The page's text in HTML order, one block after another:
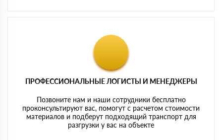
ПРОФЕССИОНАЛЬНЫЕ ЛОГИСТЫ И МЕНЕДЖЕРЫ
Позвоните нам и наши сотрудники бесплатно
проконсультируют вас, помогут с расчетом стоимости
материалов и подберут подходящий транспорт для
разгрузки у вас на объекте